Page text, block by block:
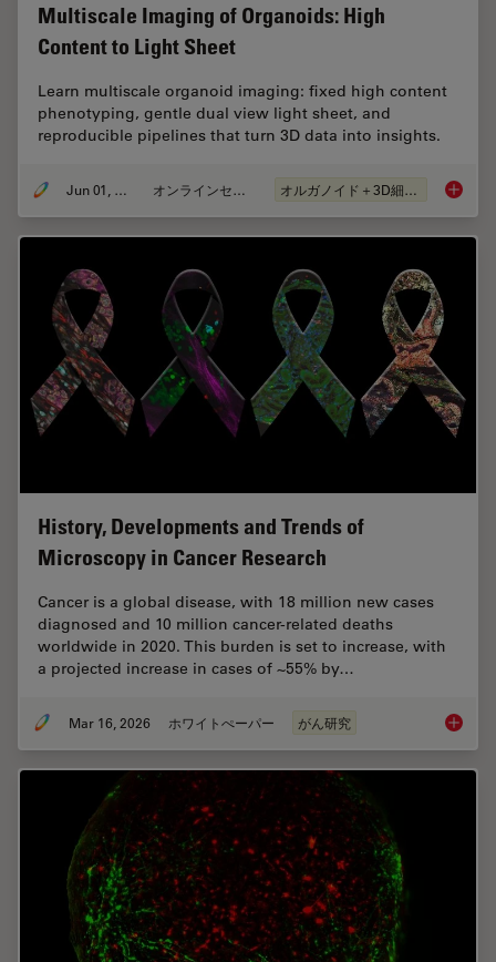
Multiscale Imaging of Organoids: High
Content to Light Sheet
Learn multiscale organoid imaging: fixed high content
phenotyping, gentle dual view light sheet, and
reproducible pipelines that turn 3D data into insights.
Jun 01, 2026 オンラインセミナー オルガノイド＋3D細胞培養
History, Developments and Trends of
Microscopy in Cancer Research
Cancer is a global disease, with 18 million new cases
diagnosed and 10 million cancer-related deaths
worldwide in 2020. This burden is set to increase, with
a projected increase in cases of ~55% by…
Mar 16, 2026 ホワイトぺーパー がん研究